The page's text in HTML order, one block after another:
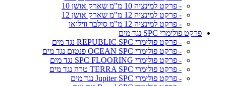
- פרקט למינציה 10 מ"מ שארק אושן 10
- פרקט למינציה 12 מ"מ שארק אושן 12
- פרקט למינציה 12 מ"מ סילבר ווילואו
פרקט פולימרי SPC נגד מים
- פרקט פולימרי REPUBLIC SPC נגד מים
- פרקט פולימרי OCEAN SPC פנטום נגד מים
- פרקט פולימרי SPC FLOORING נגד מים
- פרקט פולימרי TERRA SPC טרה נגד מים
- פרקט פולימרי Jupiter SPC נגד מים